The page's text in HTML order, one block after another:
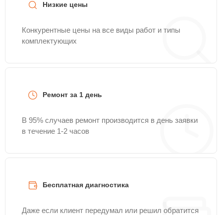
Низкие цены
Конкурентные цены на все виды работ и типы
комплектующих
Ремонт за 1 день
В 95% случаев ремонт производится в день заявки
в течение 1-2 часов
Бесплатная диагностика
Даже если клиент передумал или решил обратится